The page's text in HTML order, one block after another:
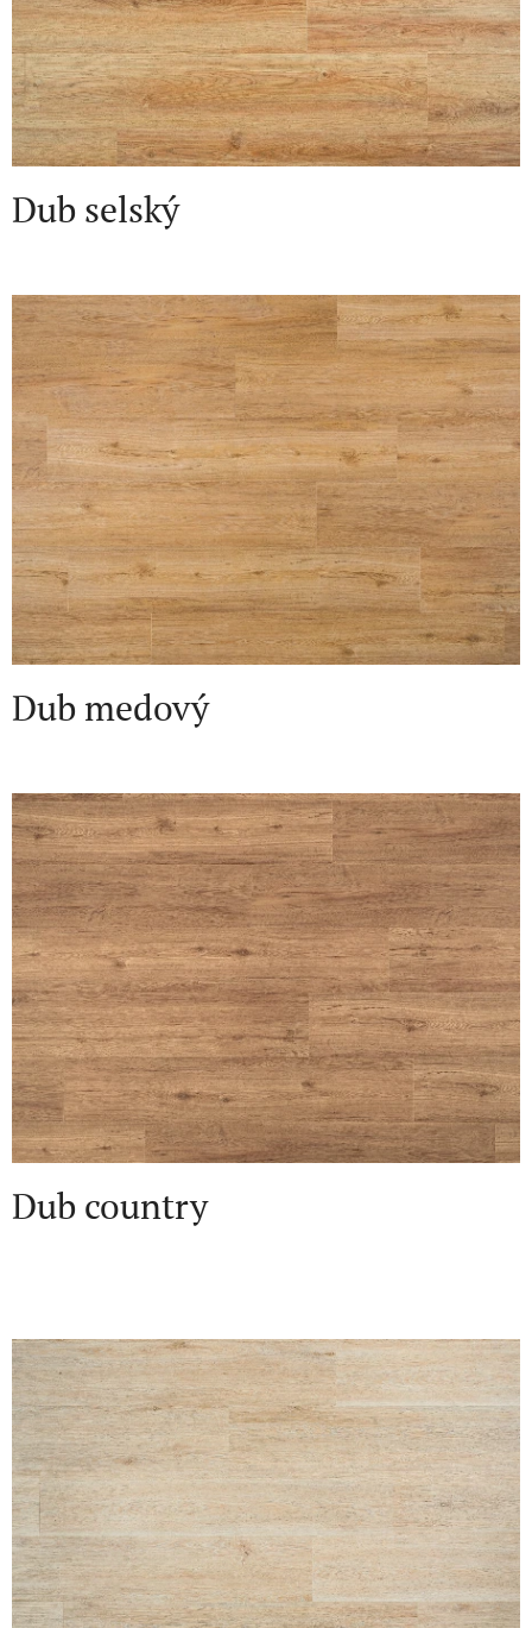
Dub selský
Dub medový
Dub country